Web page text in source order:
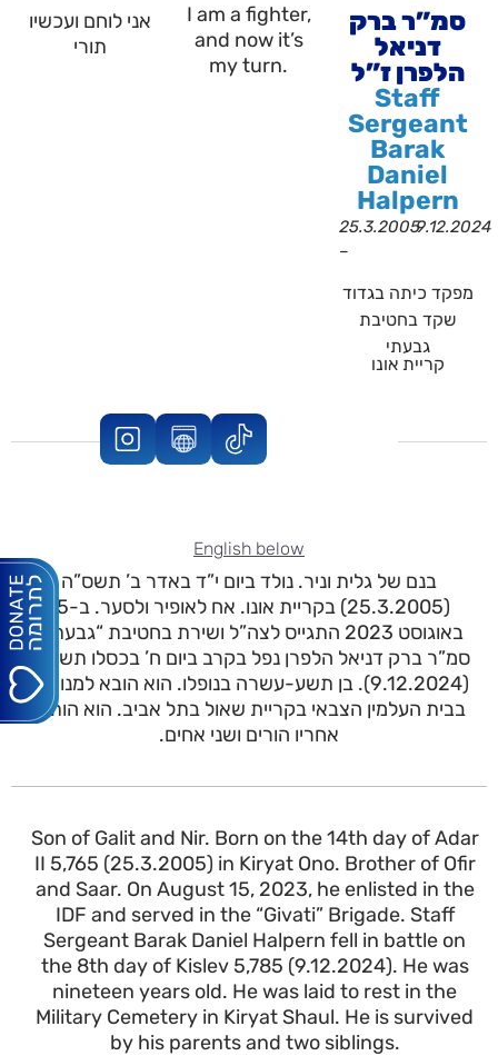
I am a fighter,
and now it’s
my turn.
סמ”ר ברק
דניאל
הלפרן ז”ל
Staff
Sergeant
Barak
Daniel
Halpern
25.3.2005
–
9.12.2024
מפקד כיתה בגדוד
שקד בחטיבת
גבעתי
קריית אונו
אני לוחם ועכשיו
תורי
Son of Galit and Nir. Born on the 14th day of Adar
II 5,765 (25.3.2005) in Kiryat Ono. Brother of Ofir
and Saar. On August 15, 2023, he enlisted in the
IDF and served in the “Givati” Brigade. Staff
Sergeant Barak Daniel Halpern fell in battle on
the 8th day of Kislev 5,785 (9.12.2024). He was
nineteen years old. He was laid to rest in the
Military Cemetery in Kiryat Shaul. He is survived
by his parents and two siblings.
English below
בנם של גלית וניר. נולד ביום י”ד באדר ב’ תשס”ה
(25.3.2005) בקריית אונו. אח לאופיר ולסער. ב-15
באוגוסט 2023 התגייס לצה”ל ושירת בחטיבת “גבעתי.”
סמ”ר ברק דניאל הלפרן נפל בקרב ביום ח’ בכסלו תשפ”ה
(9.12.2024). בן תשע-עשרה בנופלו. הוא הובא למנוחות
בבית העלמין הצבאי בקריית שאול בתל אביב. הוא הותיר
אחריו הורים ושני אחים.